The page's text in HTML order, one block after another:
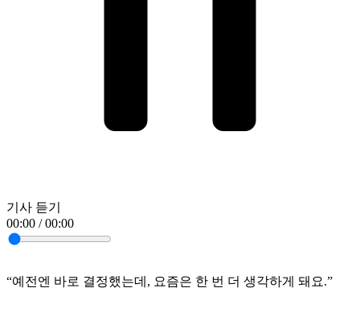
기사 듣기
00:00 / 00:00
“예전엔 바로 결정했는데, 요즘은 한 번 더 생각하게 돼요.”